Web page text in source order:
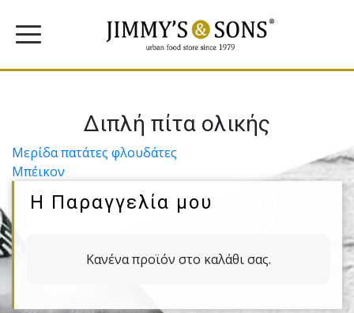
Διπλή πίτα ολικής
Πλοήγηση
άρθρων
Μερίδα πατάτες φλουδάτες
Μπέικον
Η Παραγγελία μου
Κανένα προϊόν στο καλάθι σας.